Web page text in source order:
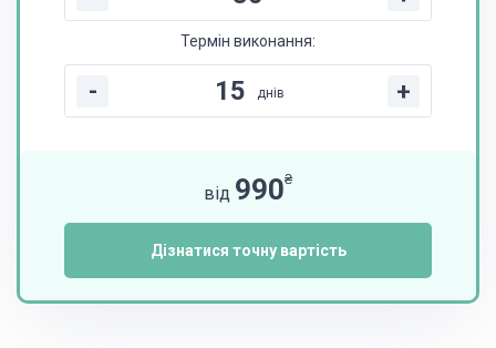
Термін виконання:
- днів +
від 990₴
Дізнатися точну вартість